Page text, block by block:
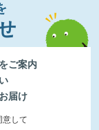
ご案内
届け
意して